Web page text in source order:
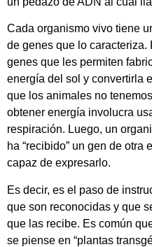
Cada organismo vivo tiene
de genes que lo
genes que les permiten
energía del sol y convertirla
que los animales no
obtener energía involucra
respiración. Luego, un
ha “recibido” un gen de
capaz de expresarlo.
Es decir, es el paso de
que son reconocidas y que
que las recibe. Es común
se piense en “plantas